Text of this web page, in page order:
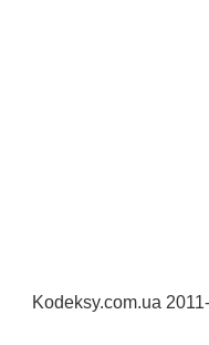
Kodeksy.com.ua